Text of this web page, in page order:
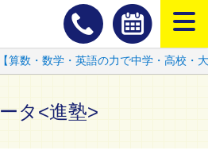
スマート
算数・数学・英語の力で中学・高校・
タ<進塾>